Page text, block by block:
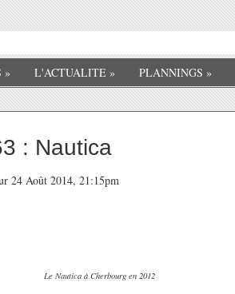
» L'ACTUALITE » PLANNINGS »
: Nautica
24 Août 2014, 21:15pm
Le Nautica à Cherbourg en 2012